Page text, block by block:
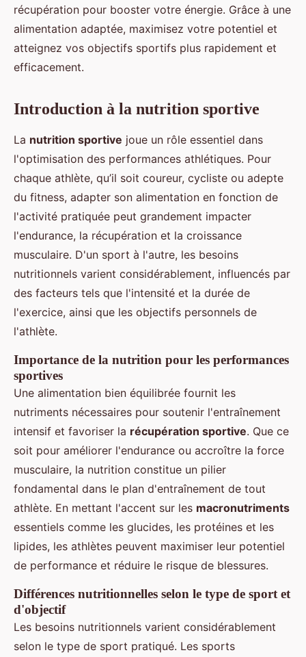
récupération pour booster votre énergie. Grâce à une
alimentation adaptée, maximisez votre potentiel et
atteignez vos objectifs sportifs plus rapidement et
efficacement.
Introduction à la nutrition sportive
La nutrition sportive joue un rôle essentiel dans
l'optimisation des performances athlétiques. Pour
chaque athlète, qu’il soit coureur, cycliste ou adepte
du fitness, adapter son alimentation en fonction de
l'activité pratiquée peut grandement impacter
l'endurance, la récupération et la croissance
musculaire. D'un sport à l'autre, les besoins
nutritionnels varient considérablement, influencés par
des facteurs tels que l'intensité et la durée de
l'exercice, ainsi que les objectifs personnels de
l'athlète.
Importance de la nutrition pour les performances
sportives
Une alimentation bien équilibrée fournit les
nutriments nécessaires pour soutenir l'entraînement
intensif et favoriser la récupération sportive. Que ce
soit pour améliorer l'endurance ou accroître la force
musculaire, la nutrition constitue un pilier
fondamental dans le plan d'entraînement de tout
athlète. En mettant l'accent sur les macronutriments
essentiels comme les glucides, les protéines et les
lipides, les athlètes peuvent maximiser leur potentiel
de performance et réduire le risque de blessures.
Différences nutritionnelles selon le type de sport et
d'objectif
Les besoins nutritionnels varient considérablement
selon le type de sport pratiqué. Les sports